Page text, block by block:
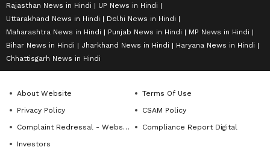
Rajasthan News in Hindi
UP News in Hindi
Uttarakhand News in Hindi
Delhi News in Hindi
Maharashtra News in Hindi
Punjab News in Hindi
MP News in Hindi
Bihar News in Hindi
Jharkhand News in Hindi
Haryana News in Hindi
Chhattisgarh News in Hindi
About Website
Terms Of Use
Privacy Policy
CSAM Policy
Complaint Redressal - Website
Compliance Report Digital
Investors